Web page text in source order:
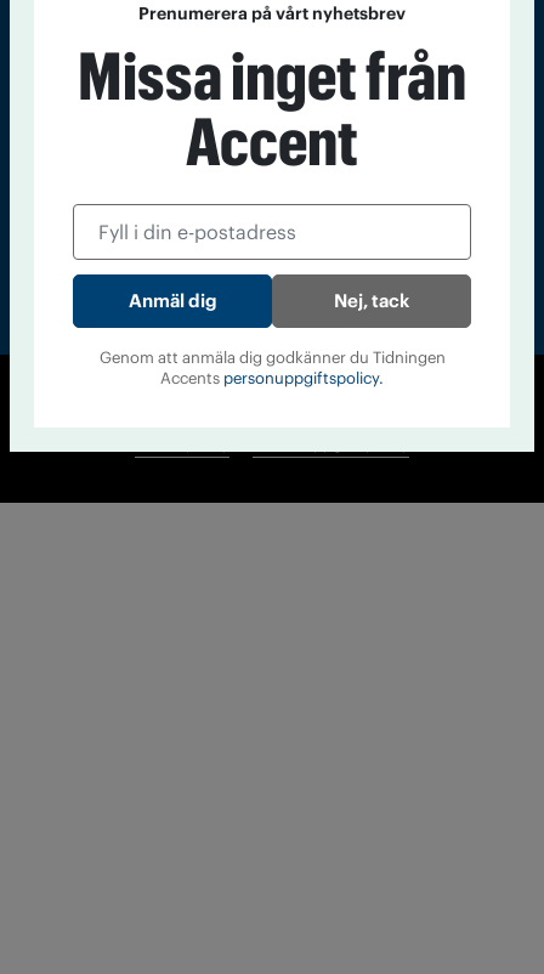
Läs tidigare
nummer av
Prenumerera på vårt nyhetsbrev
Missa inget från
Accent
Nej, tack
Genom att anmäla dig godkänner du Tidningen
Accents personuppgiftspolicy.